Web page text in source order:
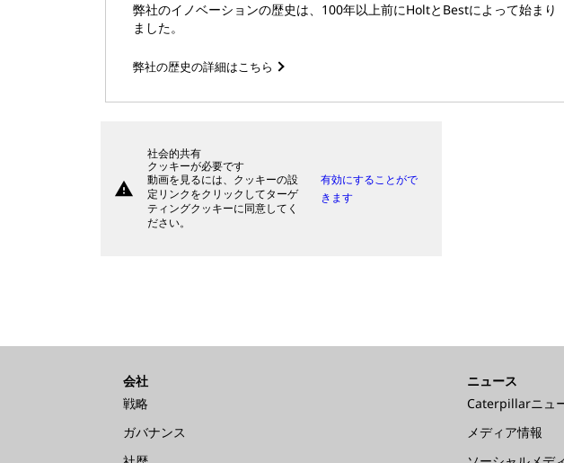
弊社のイノベーションの歴史は、100年以上前にHoltとBestによって始まり
ました。
弊社の歴史の詳細はこちら
warning
社会的共有
クッキーが必要です
動画を見るには、クッキーの設
定リンクをクリックしてターゲ
ティングクッキーに同意してく
ださい。
有効にすることがで
きます
会社
戦略
ガバナンス
ニュース
Caterpillarニュ
メディア情報